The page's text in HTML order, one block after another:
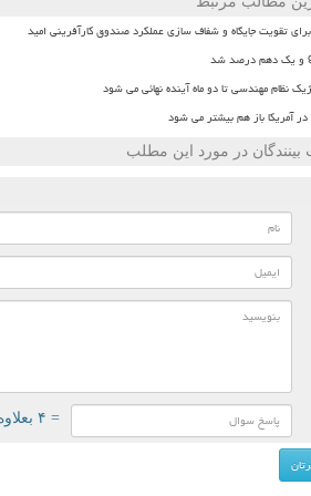
تقویت جایگاه و شفاف سازی عملکرد صندوق کارآفرینی امید
نظام مهندسی تا دو ماه آینده نهائی می شود
آمریکا باز هم بیشتر می شود
بینندگان در مورد این مطلب
= ۴ بعلاوه ۲